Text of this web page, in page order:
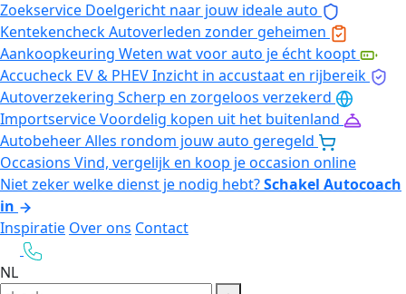
Zoekservice Doelgericht naar jouw ideale auto
KentekencheckAutoverleden zonder geheimen
Aankoopkeuring Weten wat voor auto je écht koopt
Accucheck EV & PHEVInzicht in accustaat en rijbereik
Autoverzekering Scherp en zorgeloos verzekerd
ImportserviceVoordelig kopen uit het buitenland
AutobeheerAlles rondom jouw auto geregeld
Occasions Vind, vergelijk en koop je occasion online
Niet zeker welke dienst je nodig hebt?Schakel Autocoach
in
Inspiratie Over ons Contact
NL